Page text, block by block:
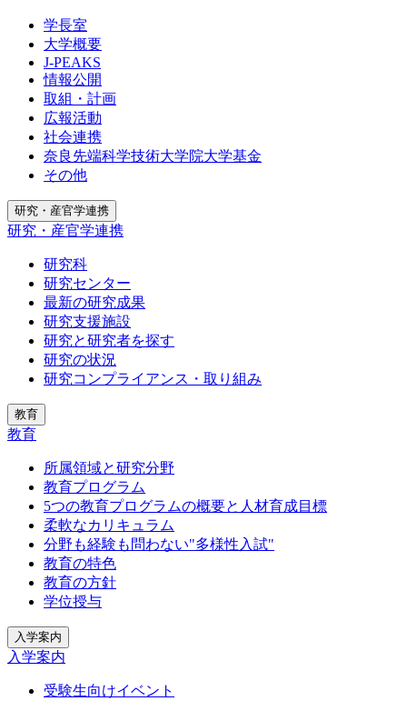
学長室
大学概要
J-PEAKS
情報公開
取組・計画
広報活動
社会連携
奈良先端科学技術大学院大学基金
その他
研究・産官学連携
研究・産官学連携
研究科
研究センター
最新の研究成果
研究支援施設
研究と研究者を探す
研究の状況
研究コンプライアンス・取り組み
教育
教育
所属領域と研究分野
教育プログラム
5つの教育プログラムの概要と人材育成目標
柔軟なカリキュラム
分野も経験も問わない"多様性入試"
教育の特色
教育の方針
学位授与
入学案内
入学案内
受験生向けイベント